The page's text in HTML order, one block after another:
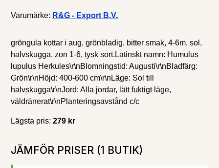
Varumärke: R&G - Export B.V.
gröngula kottar i aug, grönbladig, bitter smak, 4-6m, sol,
halvskugga, zon 1-6, tysk sort.Latinskt namn: Humulus
lupulus Herkules\r\nBlomningstid: Augusti\r\nBladfärg:
Grön\r\nHöjd: 400-600 cm\r\nLäge: Sol till
halvskugga\r\nJord: Alla jordar, lätt fuktigt läge,
väldränerat\r\nPlanteringsavstånd c/c
Lägsta pris: 279 kr
JÄMFÖR PRISER (1 BUTIK)